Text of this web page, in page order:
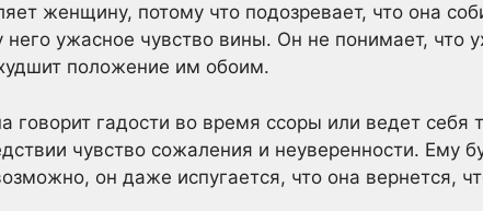
женщину, потому что подозревает, что она
ужасное чувство вины. Он не понимает, что
положение им обоим.
говорит гадости во время ссоры или ведет себя
чувство сожаления и неуверенности. Ему
он даже испугается, что она вернется,